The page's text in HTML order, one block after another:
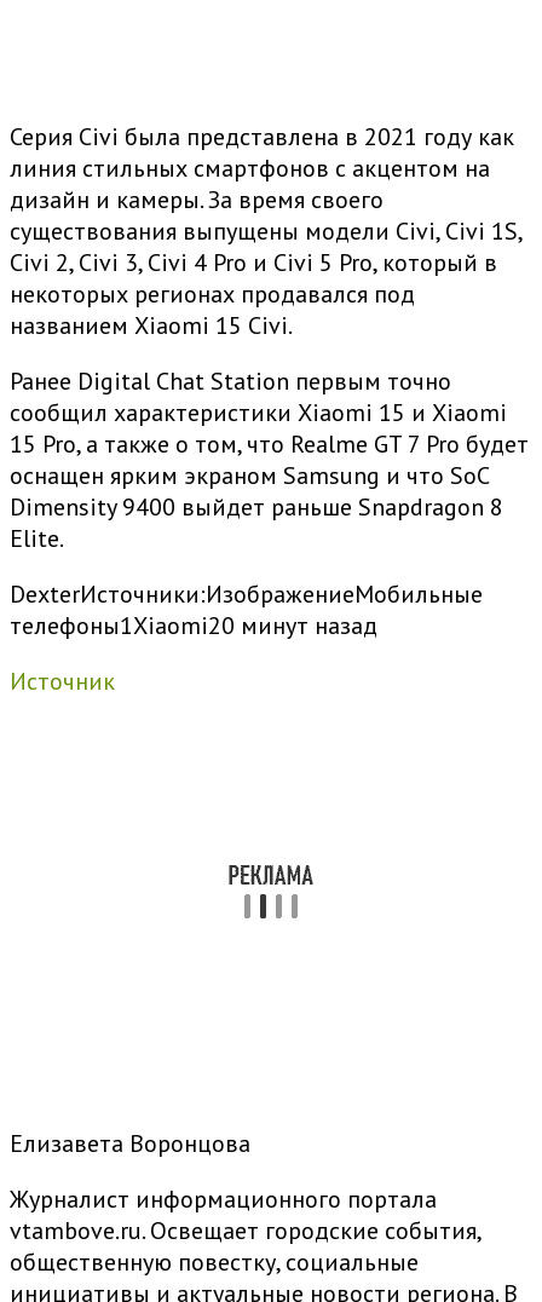
Серия Civi была представлена в 2021 году как
линия стильных смартфонов с акцентом на
дизайн и камеры. За время своего
существования выпущены модели Civi, Civi 1S,
Civi 2, Civi 3, Civi 4 Pro и Civi 5 Pro, который в
некоторых регионах продавался под
названием Xiaomi 15 Civi.
Ранее Digital Chat Station первым точно
сообщил характеристики Xiaomi 15 и Xiaomi
15 Pro, а также о том, что Realme GT 7 Pro будет
оснащен ярким экраном Samsung и что SoC
Dimensity 9400 выйдет раньше Snapdragon 8
Elite.
DexterИсточники:ИзображениеМобильные
телефоны1Xiaomi20 минут назад
Источник
Елизавета Воронцова
Журналист информационного портала
vtambove.ru. Освещает городские события,
общественную повестку, социальные
инициативы и актуальные новости региона. В